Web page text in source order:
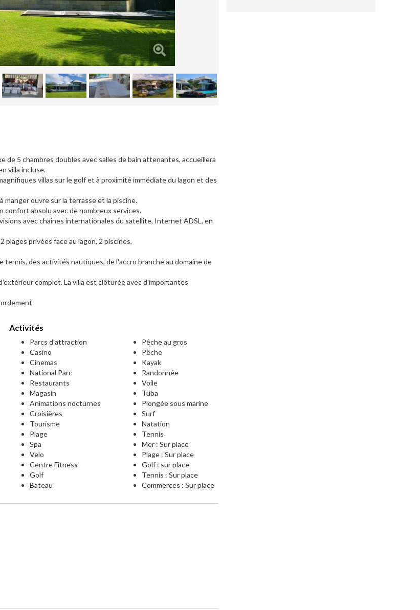
5 chambres doubles avec salles de bain attenantes, accueillera
villa incluse.
villas sur le golf et à proximité immédiate du lagon et des
manger ouvre sur la terrasse et la piscine.
absolu avec de nombreux services.
avec chaînes internationales du satellite, Internet ADSL, en
privées face au lagon, 2 piscines,
des activités nautiques, de l'accro branche au domaine de
complet. La villa est clôturée avec d'importantes
Activités
Parcs d'attraction
Casino
Cinemas
National Parc
Restaurants
Magasin
Animations nocturnes
Croisières
Tourisme
Plage
Spa
Velo
Centre Fitness
Golf
Bateau
Pêche au gros
Pêche
Kayak
Randonnée
Voile
Tuba
Plongée sous marine
Surf
Natation
Tennis
Mer : Sur place
Plage : Sur place
Golf : sur place
Tennis : Sur place
Commerces : Sur place